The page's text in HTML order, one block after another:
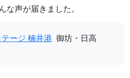
声が届きました。
ージ 楠井港 御坊・日高